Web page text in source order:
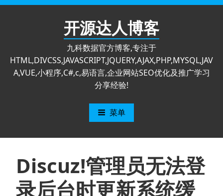
跳
开源达人博客
九科数据官方博客,专注于
HTML,DIVCSS,JAVASCRIPT,JQUERY,AJAX,PHP,MYSQL,JAV
A,VUE,小程序,C#,c,易语言,企业网站SEO优化及推广学习
分享经验!
菜单
Discuz!管理员无法登
录后台时更新系统缓